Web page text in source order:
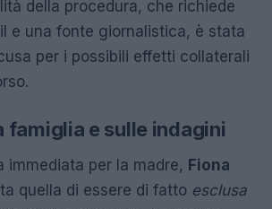
della procedura, che richiede
e una fonte giornalistica, è stata
per i possibili effetti collaterali
famiglia e sulle indagini
immediata per la madre, Fiona
quella di essere di fatto esclusa